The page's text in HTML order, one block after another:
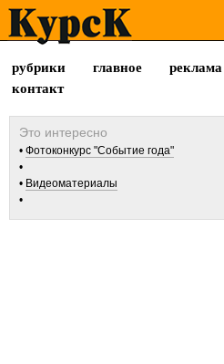
рубрики главное реклама
контакт
Фотоконкурс "Событие года"
Видеоматериалы